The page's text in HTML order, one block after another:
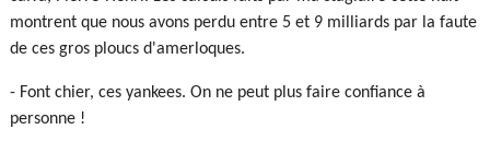
montrent que nous avons perdu entre 5 et 9 milliards par la faute
de ces gros ploucs d'amerloques.
- Font chier, ces yankees. On ne peut plus faire confiance à
personne !